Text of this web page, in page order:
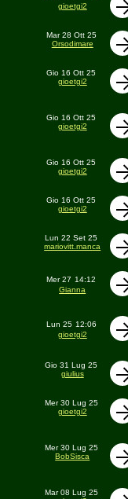
gioetgi2
Mar 28 Ott 25
Orsodimare
Gio 16 Ott 25
gioetgi2
Gio 16 Ott 25
gioetgi2
Gio 16 Ott 25
gioetgi2
Gio 16 Ott 25
gioetgi2
Lun 22 Set 25
mariovitt.manca
Mer 27 14:12
Gianna
Lun 25 12:06
gioetgi2
Gio 31 Lug 25
giulius
Mer 30 Lug 25
gioetgi2
Mer 30 Lug 25
BobSisca
Mar 08 Lug 25